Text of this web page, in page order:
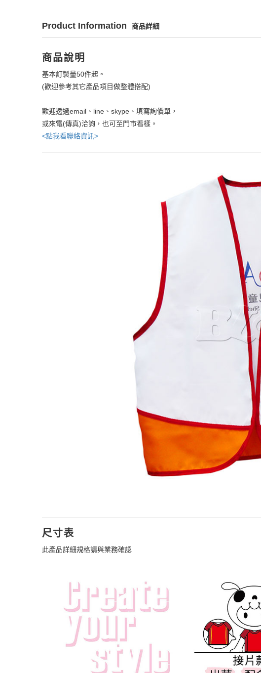
Product Information 商品詳細
商品說明
基本訂製量50件起。
(歡迎參考其它產品項目做整體搭配)
歡迎透過email、line、skype、填寫詢價單，
或來電(傳真)洽詢，也可至門市看樣。
<點我看聯絡資訊>
尺寸表
此產品詳細規格請與業務確認